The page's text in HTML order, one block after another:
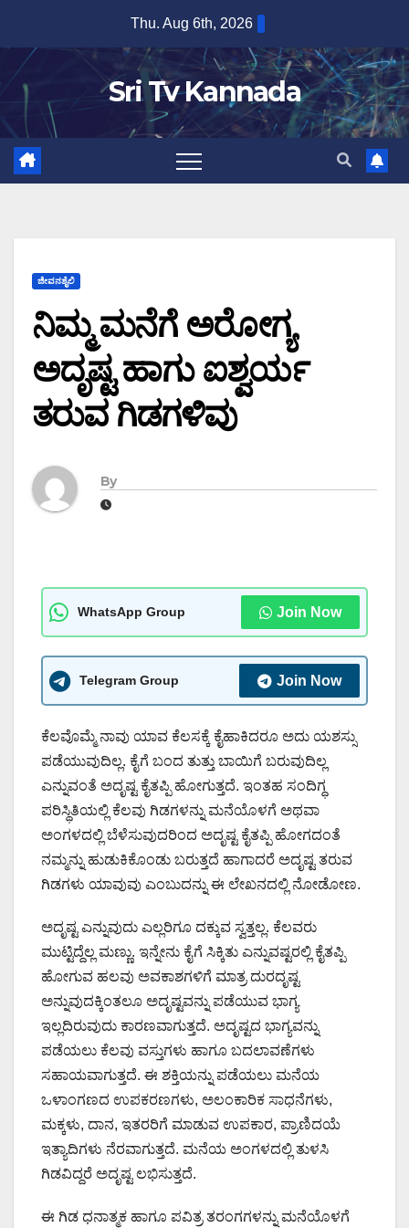
content
Thu. Aug 6th, 2026
Sri Tv Kannada
ಜೀವನಶೈಲಿ
ನಿಮ್ಮ ಮನೆಗೆ ಅರೋಗ್ಯ
ಅದೃಷ್ಟ ಹಾಗು ಐಶ್ವರ್ಯ
ತರುವ ಗಿಡಗಳಿವು
By
WhatsApp Group Join Now
Telegram Group Join Now
ಕೆಲವೊಮ್ಮೆ ನಾವು ಯಾವ ಕೆಲಸಕ್ಕೆ ಕೈಹಾಕಿದರೂ ಅದು ಯಶಸ್ಸು
ಪಡೆಯುವುದಿಲ್ಲ. ಕೈಗೆ ಬಂದ ತುತ್ತು ಬಾಯಿಗೆ ಬರುವುದಿಲ್ಲ
ಎನ್ನುವಂತೆ ಅದೃಷ್ಟ ಕೈತಪ್ಪಿ ಹೋಗುತ್ತದೆ. ಇಂತಹ ಸಂದಿಗ್ಧ
ಪರಿಸ್ಥಿತಿಯಲ್ಲಿ ಕೆಲವು ಗಿಡಗಳನ್ನು ಮನೆಯೊಳಗೆ ಅಥವಾ
ಅಂಗಳದಲ್ಲಿ ಬೆಳೆಸುವುದರಿಂದ ಅದೃಷ್ಟ ಕೈತಪ್ಪಿ ಹೋಗದಂತೆ
ನಮ್ಮನ್ನು ಹುಡುಕಿಕೊಂಡು ಬರುತ್ತದೆ ಹಾಗಾದರೆ ಅದೃಷ್ಟ ತರುವ
ಗಿಡಗಳು ಯಾವುವು ಎಂಬುದನ್ನು ಈ ಲೇಖನದಲ್ಲಿ ನೋಡೋಣ.
ಅದೃಷ್ಟ ಎನ್ನುವುದು ಎಲ್ಲರಿಗೂ ದಕ್ಕುವ ಸ್ವತ್ತಲ್ಲ. ಕೆಲವರು
ಮುಟ್ಟಿದ್ದೆಲ್ಲ ಮಣ್ಣು. ಇನ್ನೇನು ಕೈಗೆ ಸಿಕ್ಕಿತು ಎನ್ನುವಷ್ಟರಲ್ಲಿ ಕೈತಪ್ಪಿ
ಹೋಗುವ ಹಲವು ಅವಕಾಶಗಳಿಗೆ ಮಾತ್ರ ದುರದೃಷ್ಟ
ಅನ್ನುವುದಕ್ಕಿಂತಲೂ ಅದೃಷ್ಟವನ್ನು ಪಡೆಯುವ ಭಾಗ್ಯ
ಇಲ್ಲದಿರುವುದು ಕಾರಣವಾಗುತ್ತದೆ. ಅದೃಷ್ಟದ ಭಾಗ್ಯವನ್ನು
ಪಡೆಯಲು ಕೆಲವು ವಸ್ತುಗಳು ಹಾಗೂ ಬದಲಾವಣೆಗಳು
ಸಹಾಯವಾಗುತ್ತದೆ. ಈ ಶಕ್ತಿಯನ್ನು ಪಡೆಯಲು ಮನೆಯ
ಒಳಾಂಗಣದ ಉಪಕರಣಗಳು, ಅಲಂಕಾರಿಕ ಸಾಧನೆಗಳು,
ಮಕ್ಕಳು, ದಾನ, ಇತರರಿಗೆ ಮಾಡುವ ಉಪಕಾರ, ಪ್ರಾಣಿದಯೆ
ಇತ್ಯಾದಿಗಳು ನೆರವಾಗುತ್ತದೆ. ಮನೆಯ ಅಂಗಳದಲ್ಲಿ ತುಳಸಿ
ಗಿಡವಿದ್ದರೆ ಅದೃಷ್ಟ ಲಭಿಸುತ್ತದೆ.
ಈ ಗಿಡ ಧನಾತ್ಮಕ ಹಾಗೂ ಪವಿತ್ರ ತರಂಗಗಳನ್ನು ಮನೆಯೊಳಗೆ